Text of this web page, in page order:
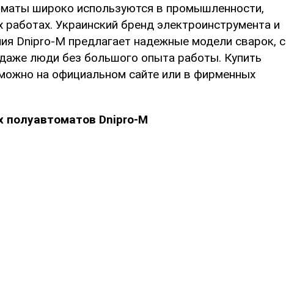
широко используются в промышленности,
Украинский бренд электроинструмента и
Dnipro-M предлагает надежные модели сварок, с
люди без большого опыта работы. Купить
на официальном сайте или в фирменных
Dnipro-M